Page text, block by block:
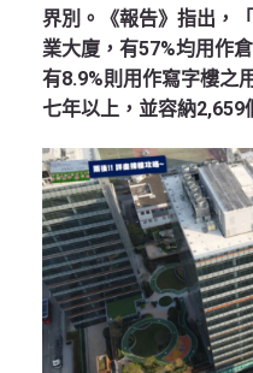
界別。《報告》指出，
業大廈，有57%均用作
有8.9%則用作寫字樓之
七年以上，並容納2,659